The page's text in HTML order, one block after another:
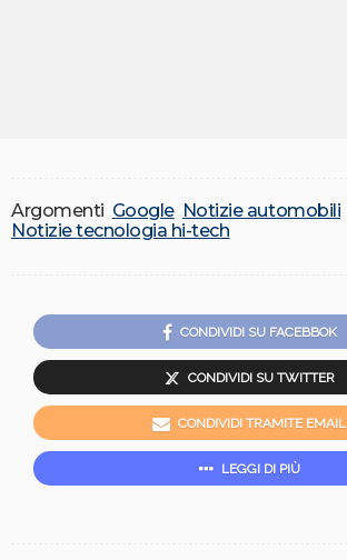
Argomenti Google Notizie automobili
Notizie tecnologia hi-tech
CONDIVIDI SU FACEBBOK
CONDIVIDI SU TWITTER
CONDIVIDI TRAMITE EMAIL
LEGGI DI PIÙ